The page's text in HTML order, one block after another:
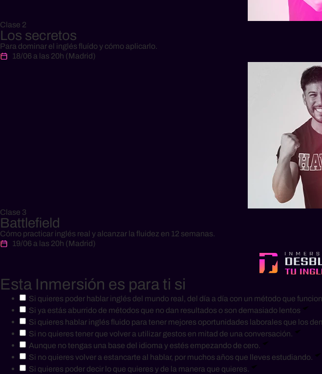
Clase 2
Los secretos
Para dominar el inglés fluído y cómo aplicarlo.
18/06 a las 20h (Madrid)
Clase 3
Battlefield
Cómo practicar inglés real y alcanzar la fluidez en 12 semanas.
19/06 a las 20h (Madrid)
Esta Inmersión es para ti si
Si quieres poder hablar inglés del mundo real, del día a día con un método que
Si ya estás aburrido de métodos que no dan resultados o son demasiado lentos
Si quieres hablar inglés fluido para tener mejores oportunidades laborales que los
Si no quieres tener que volver a utilizar gestos en mitad de una conversación.
Aunque no tengas una base del idioma y estés empezando de cero.
Si no quieres volver a estancarte al hablar, por muchos años que lleves estudiando.
Si quieres poder decir lo que quieres y de la manera que quieres.